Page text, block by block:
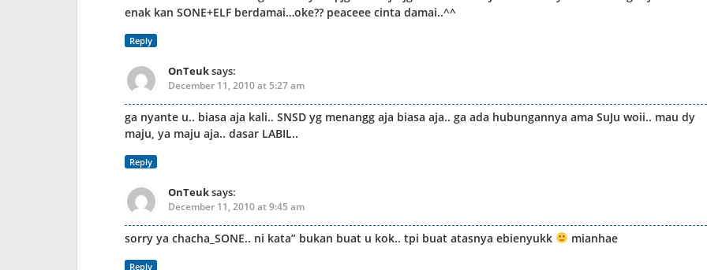
enak kan SONE+ELF berdamai…oke?? peaceee cinta damai..^^
Reply
OnTeuksays:
December 11, 2010 at 5:27 am
ga nyante u.. biasa aja kali.. SNSD yg menangg aja biasa aja.. ga ada hubungannya ama SuJu woii.. mau dy
maju, ya maju aja.. dasar LABIL..
Reply
OnTeuksays:
December 11, 2010 at 9:45 am
sorry ya chacha_SONE.. ni kata” bukan buat u kok.. tpi buat atasnya ebienyukk mianhae
Reply